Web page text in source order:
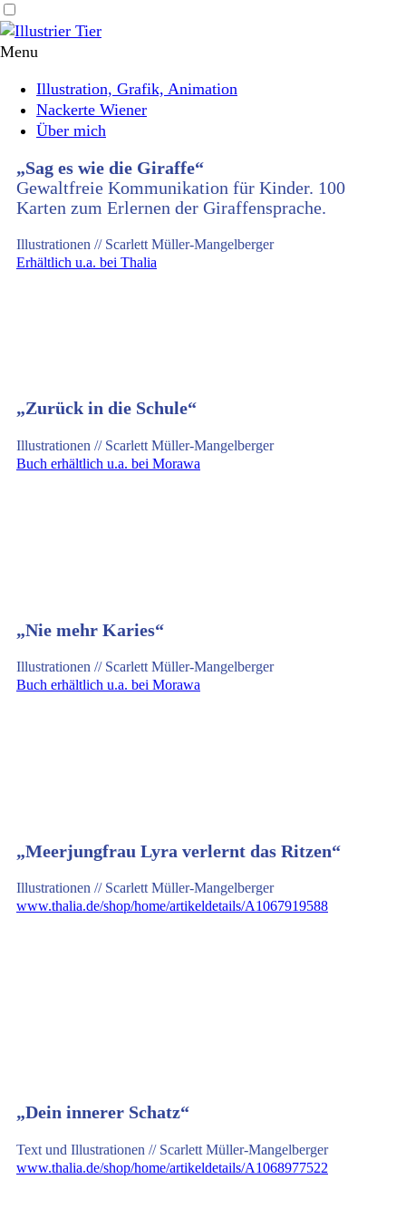
Illustrier
Tier
Menu
Header
Main
navigation
Illustration, Grafik, Animation
Nackerte Wiener
Über mich
Illustrationen
„Sag es wie die Giraffe“
Gewaltfreie Kommunikation für Kinder. 100
Karten zum Erlernen der Giraffensprache.
Illustrationen // Scarlett Müller-Mangelberger
Erhältlich u.a. bei Thalia
„Zurück in die Schule“
Illustrationen // Scarlett Müller-Mangelberger
Buch erhältlich u.a. bei Morawa
„Nie mehr Karies“
Illustrationen // Scarlett Müller-Mangelberger
Buch erhältlich u.a. bei Morawa
„Meerjungfrau Lyra verlernt das Ritzen“
Illustrationen // Scarlett Müller-Mangelberger
www.thalia.de/shop/home/artikeldetails/A1067919588
„Dein innerer Schatz“
Text und Illustrationen // Scarlett Müller-Mangelberger
www.thalia.de/shop/home/artikeldetails/A1068977522